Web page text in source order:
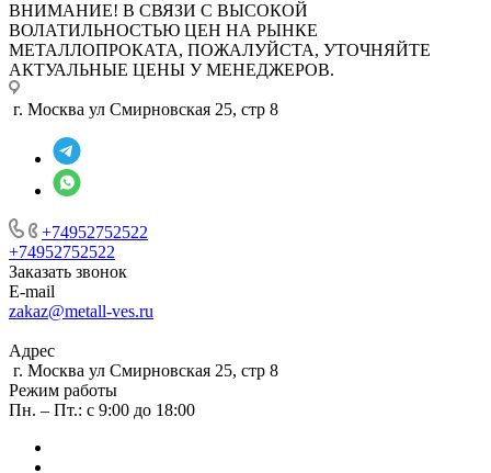
ВНИМАНИЕ! В СВЯЗИ С ВЫСОКОЙ
ВОЛАТИЛЬНОСТЬЮ ЦЕН НА РЫНКЕ
МЕТАЛЛОПРОКАТА, ПОЖАЛУЙСТА, УТОЧНЯЙТЕ
АКТУАЛЬНЫЕ ЦЕНЫ У МЕНЕДЖЕРОВ.
г. Москва ул Смирновская 25, стр 8
+74952752522
+74952752522
Заказать звонок
E-mail
zakaz@metall-ves.ru
Адрес
г. Москва ул Смирновская 25, стр 8
Режим работы
Пн. – Пт.: с 9:00 до 18:00